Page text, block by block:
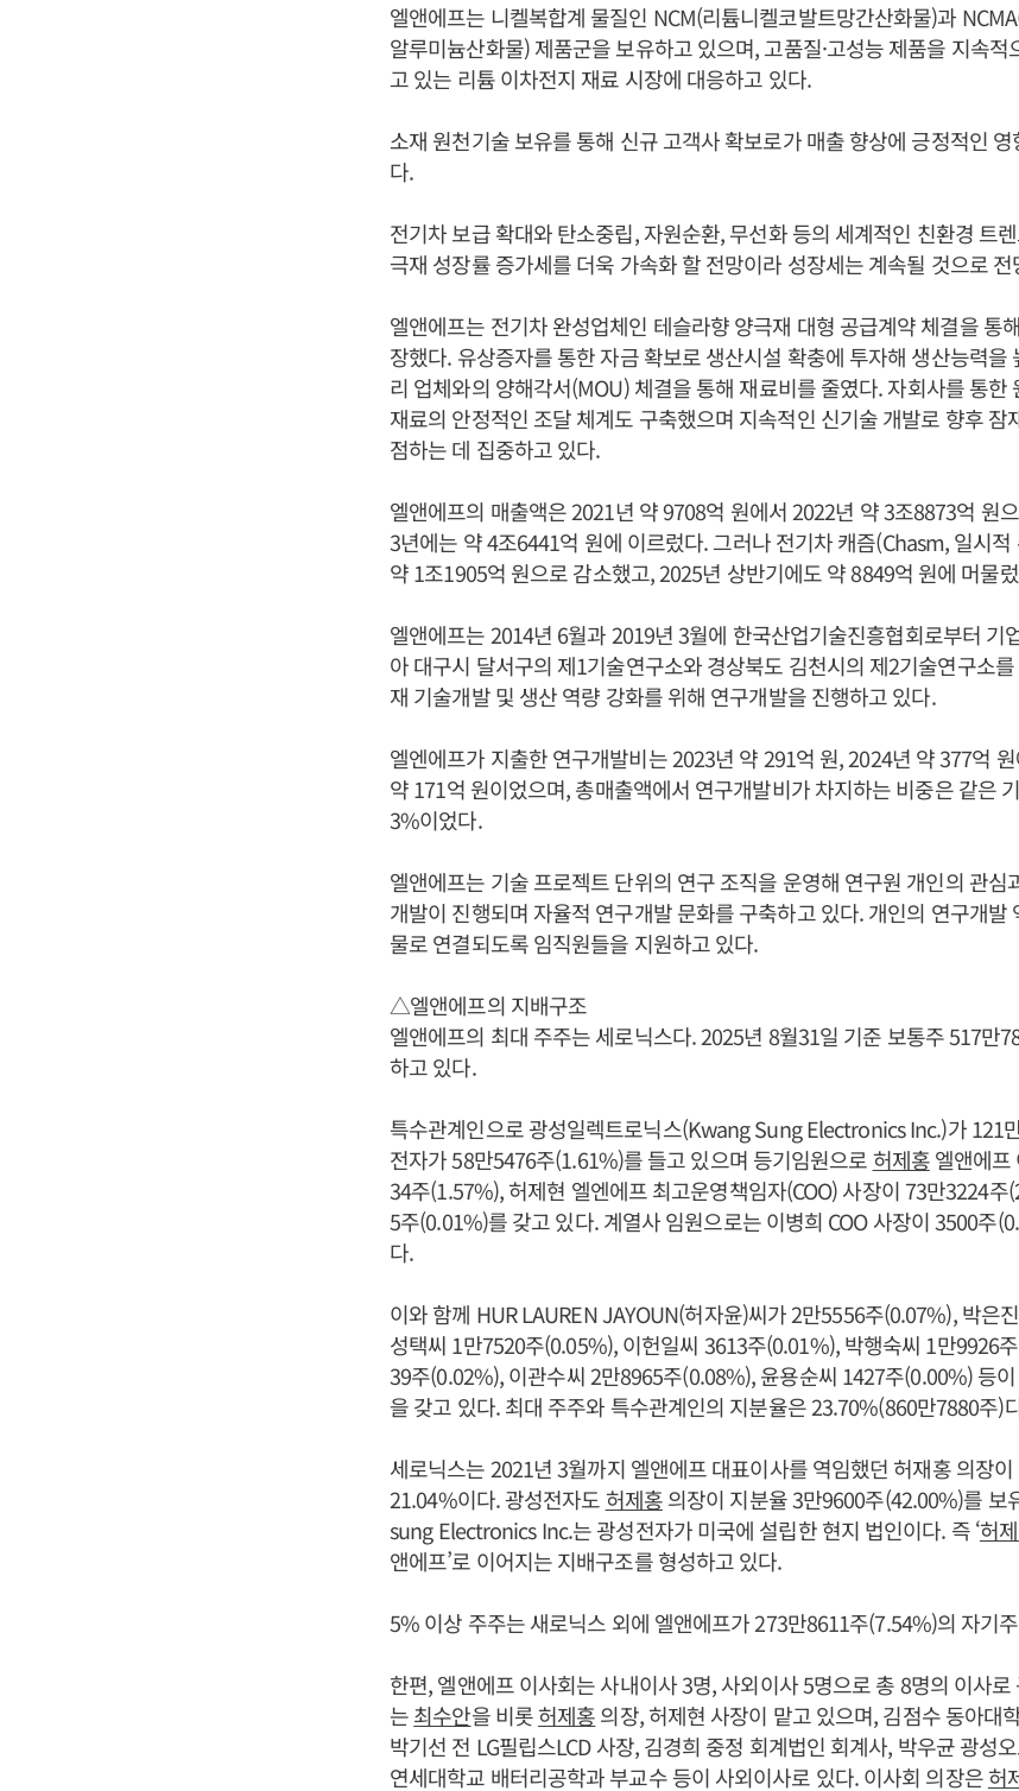
엘앤에프는 니켈복합계 물질인 NCM(리튬니켈코발트망간산화물)과
알루미늄산화물) 제품군을 보유하고 있으며, 고품질·고성능 제품을 지속
고 있는 리튬 이차전지 재료 시장에 대응하고 있다.
소재 원천기술 보유를 통해 신규 고객사 확보로가 매출 향상에 긍정적인
다.
전기차 보급 확대와 탄소중립, 자원순환, 무선화 등의 세계적인 친환경 트
극재 성장률 증가세를 더욱 가속화 할 전망이라 성장세는 계속될 것으로 전
엘앤에프는 전기차 완성업체인 테슬라향 양극재 대형 공급계약 체결을 통
장했다. 유상증자를 통한 자금 확보로 생산시설 확충에 투자해 생산능력을
리 업체와의 양해각서(MOU) 체결을 통해 재료비를 줄였다. 자회사를 통한
재료의 안정적인 조달 체계도 구축했으며 지속적인 신기술 개발로 향후 잠
점하는 데 집중하고 있다.
엘앤에프의 매출액은 2021년 약 9708억 원에서 2022년 약 3조8873억 원
3년에는 약 4조6441억 원에 이르렀다. 그러나 전기차 캐즘(Chasm, 일시
약 1조1905억 원으로 감소했고, 2025년 상반기에도 약 8849억 원에 머물
엘앤에프는 2014년 6월과 2019년 3월에 한국산업기술진흥협회로부터 기
아 대구시 달서구의 제1기술연구소와 경상북도 김천시의 제2기술연구소
재 기술개발 및 생산 역량 강화를 위해 연구개발을 진행하고 있다.
엘엔에프가 지출한 연구개발비는 2023년 약 291억 원, 2024년 약 377억
약 171억 원이었으며, 총매출액에서 연구개발비가 차지하는 비중은 같은
3%이었다.
엘앤에프는 기술 프로젝트 단위의 연구 조직을 운영해 연구원 개인의 관심
개발이 진행되며 자율적 연구개발 문화를 구축하고 있다. 개인의 연구개발
물로 연결되도록 임직원들을 지원하고 있다.
△엘앤에프의 지배구조
엘앤에프의 최대 주주는 세로닉스다. 2025년 8월31일 기준 보통주 517만
하고 있다.
특수관계인으로 광성일렉트로닉스(Kwang Sung Electronics Inc.)가 121
전자가 58만5476주(1.61%)를 들고 있으며 등기임원으로 허제홍엘앤에프
34주(1.57%), 허제현 엘엔에프 최고운영책임자(COO) 사장이 73만3224주
5주(0.01%)를 갖고 있다. 계열사 임원으로는 이병희 COO 사장이 3500주
다.
이와 함께 HUR LAUREN JAYOUN(허자윤)씨가 2만5556주(0.07%), 박은
성택씨 1만7520주(0.05%), 이헌일씨 3613주(0.01%), 박행숙씨 1만9926
39주(0.02%), 이관수씨 2만8965주(0.08%), 윤용순씨 1427주(0.00%) 등
을 갖고 있다. 최대 주주와 특수관계인의 지분율은 23.70%(860만7880주)
세로닉스는 2021년 3월까지 엘앤에프 대표이사를 역임했던 허재홍 의장
21.04%이다. 광성전자도 허제홍의장이 지분율 3만9600주(42.00%)를 보
sung Electronics Inc.는 광성전자가 미국에 설립한 현지 법인이다. 즉 ‘허
앤에프’로 이어지는 지배구조를 형성하고 있다.
5% 이상 주주는 새로닉스 외에 엘앤에프가 273만8611주(7.54%)의 자기
한편, 엘앤에프 이사회는 사내이사 3명, 사외이사 5명으로 총 8명의 이사
는최수안을 비롯허제홍의장, 허제현 사장이 맡고 있으며, 김점수 동아대
박기선 전 LG필립스LCD 사장, 김경희 중정 회계법인 회계사, 박우균 광성
연세대학교 배터리공학과 부교수 등이 사외이사로 있다. 이사회 의장은허